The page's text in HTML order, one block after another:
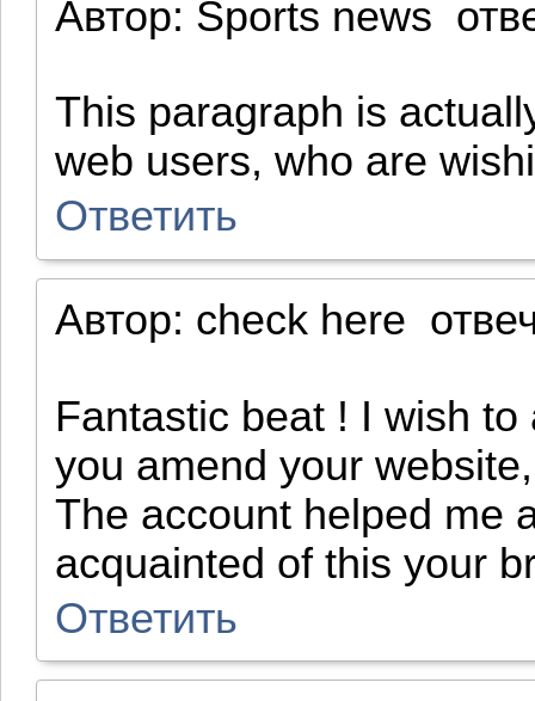
Автор: Sports news
This paragraph is
web users, who are
Ответить
Автор: check here
Fantastic beat ! I wish
you amend your
The account helped me
acquainted of this your
Ответить